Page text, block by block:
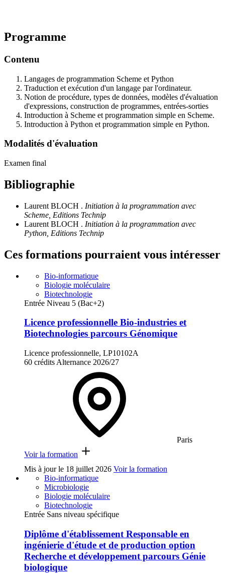
Programme
Contenu
Langages de programmation Scheme et Python
Traduction et exécution d'un langage par l'ordinateur.
Notion de procédure, types de données, modèles d'évaluation
d'expressions, construction de programmes, entrées-sorties
Introduction à Scheme et programmation simple en Scheme.
Introduction à Python et programmation simple en Python.
Modalités d'évaluation
Examen final
Bibliographie
Laurent BLOCH . Initiation à la programmation avec
Scheme, Editions Technip
Laurent BLOCH . Initiation à la programmation avec
Python, Editions Technip
Ces formations pourraient vous intéresser
Bio-informatique
Biologie moléculaire
Biotechnologie
Entrée Niveau 5 (Bac+2)
Licence professionnelle Bio-industries et
Biotechnologies parcours Génomique
Licence professionnelle, LP10102A
60 crédits Alternance 2026/27
Paris
Voir la formation
Mis à jour le 18 juillet 2026 Voir la formation
Bio-informatique
Microbiologie
Biologie moléculaire
Biotechnologie
Entrée Sans niveau spécifique
Diplôme d'établissement Responsable en
ingénierie d'étude et de production option
Recherche et développement parcours Génie
biologique